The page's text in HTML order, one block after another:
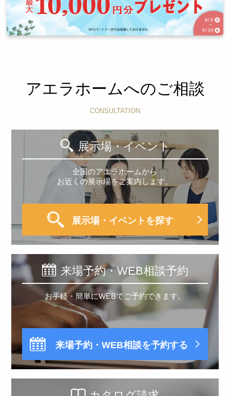
アエラホームへのご相談
CONSULTATION
展示場・イベント
全国のアエラホームから
お近くの展示場をご案内します。
展示場・イベントを探す
来場予約・WEB相談予約
お手軽・簡単にWEBでご予約できます。
来場予約・WEB相談を予約する